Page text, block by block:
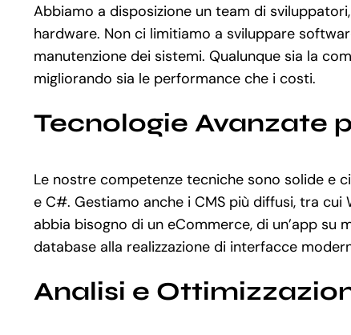
Abbiamo a disposizione un team di
hardware. Non ci limitiamo a sviluppare
manutenzione dei sistemi. Qualunque sia la
migliorando sia le performance che i costi.
Tecnologie Avanzate
Le nostre competenze tecniche sono solide e
e C#. Gestiamo anche i CMS più diffusi, tra
abbia bisogno di un eCommerce, di un’app
database alla realizzazione di interfacce
Analisi e